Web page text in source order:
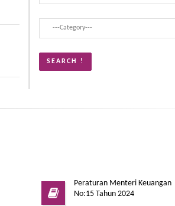
Peraturan Menteri Keuangan
No:15 Tahun 2024